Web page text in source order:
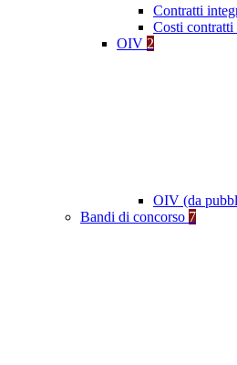
Contratti
Costi
OIV 2
OIV (da
Bandi di concorso 7